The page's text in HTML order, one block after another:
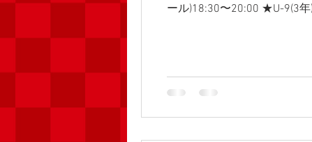
ール)18:30〜20:00 ★U-9(3
グ(ラポール)17:30〜18:50...